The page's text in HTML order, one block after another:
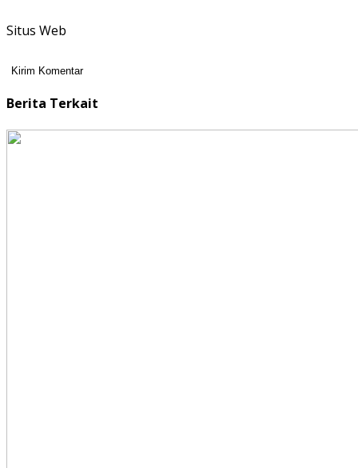
Situs Web
Berita Terkait